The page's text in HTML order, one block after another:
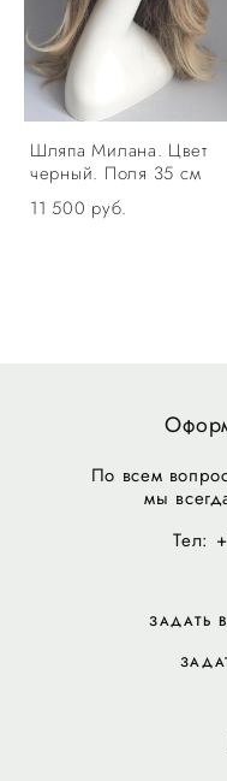
Шляпа Милана. Цвет
черный. Поля 35 см
11 500 pуб.
По всем
мы
Тел:
ЗАДАТЬ